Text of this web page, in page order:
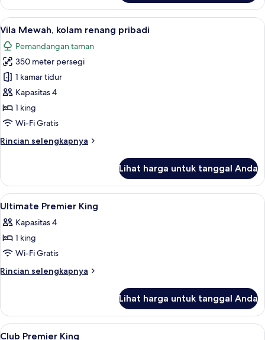
Premier
King
Lihat
semua
foto
untuk
Vila
Mewah,
kolam
renang
Vila Mewah, kolam renang pribadi |
8
Vila Mewah, kolam renang pribadi
Pemandangan taman
350 meter persegi
1 kamar tidur
Kapasitas 4
1 king
Wi-Fi Gratis
Rincian selengkapnya
Rincian
Vila
Mewah,
kolam
pribadi
Lihat harga untuk tanggal Anda
Lihat
semua
foto
untuk
Ultimate
Premier
1 kamar tidur, seprai premium,
7
Ultimate Premier King
Kapasitas 4
1 king
Wi-Fi Gratis
Rincian selengkapnya
Rincian
Ultimate
Premier
King
Lihat harga untuk tanggal Anda
Lihat
10
Club Premier King